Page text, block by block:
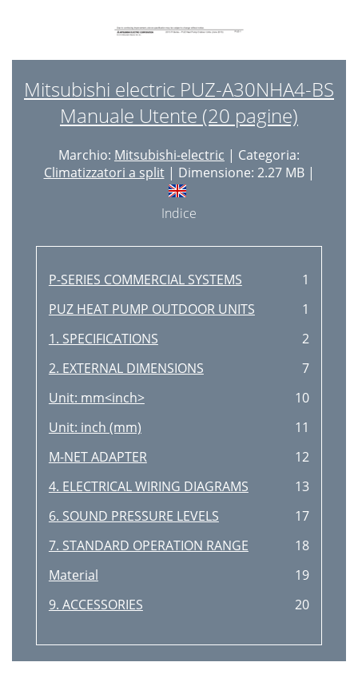
Mitsubishi electric PUZ-A30NHA4-BS
Manuale Utente (20 pagine)
Marchio: Mitsubishi-electric | Categoria:
Climatizzatori a split| Dimensione: 2.27 MB |
Indice
P-SERIES COMMERCIAL SYSTEMS
1
PUZ HEAT PUMP OUTDOOR UNITS
1
1. SPECIFICATIONS
2
2. EXTERNAL DIMENSIONS
7
Unit: mm<inch>
10
Unit: inch (mm)
11
M-NET ADAPTER
12
4. ELECTRICAL WIRING DIAGRAMS
13
6. SOUND PRESSURE LEVELS
17
7. STANDARD OPERATION RANGE
18
Material
19
9. ACCESSORIES
20